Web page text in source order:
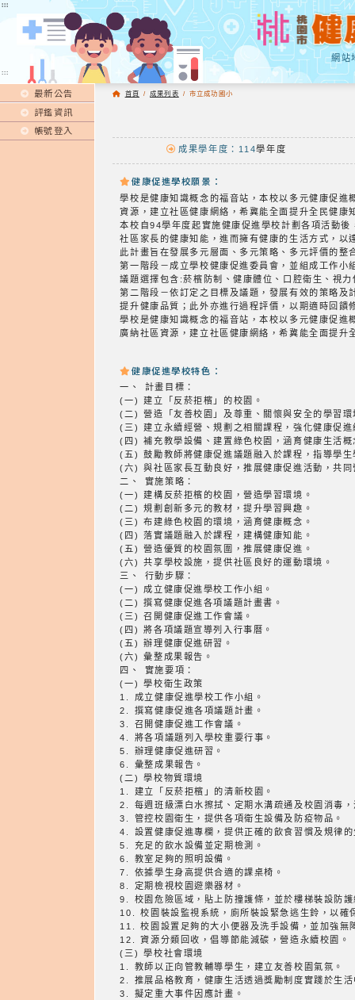
:::
網站
:::
最新公告
評鑑資訊
帳號登入
首頁 / 成果列表 / 市立成功國小
成果學年度：114學年度
健康促進學校願景：
學校是健康知識概念的福音站，本校以多元健康促
資源，建立社區健康網絡，希冀能全面提升全民健康
本校自94學年度起實施健康促進學校計劃各項活動
社區家長的健康知能，進而擁有健康的生活方式，以
此計畫旨在發展多元層面、多元策略、多元評價的
第一階段－成立學校健康促進委員會，並組成工作
議題選擇包含:菸檳防制、健康體位、口腔衛生、視
第二階段－依訂定之目標及議題，發展有效的策略
提升健康品質；此外亦進行過程評價，以期適時回
學校是健康知識概念的福音站，本校以多元健康促
廣納社區資源，建立社區健康網絡，希冀能全面提
健康促進學校特色：
一、 計畫目標：
(一) 建立「反菸拒檳」的校園。
(二) 營造「友善校園」及尊重、關懷與安全的學習環
(三) 建立永續經營、規劃之相關課程，強化健康促進
(四) 補充教學設備、建置綠色校園，涵育健康生活概
(五) 鼓勵教師將健康促進議題融入於課程，指導學
(六) 與社區家長互動良好，推展健康促進活動，共
二、 實施策略：
(一) 建構反菸拒檳的校園，營造學習環境。
(二) 規劃創新多元的教材，提升學習興趣。
(三) 布建綠色校園的環境，涵育健康概念。
(四) 落實議題融入於課程，建構健康知能。
(五) 營造優質的校園氛圍，推展健康促進。
(六) 共享學校設施，提供社區良好的運動環境。
三、 行動步驟：
(一) 成立健康促進學校工作小組。
(二) 撰寫健康促進各項議題計畫書。
(三) 召開健康促進工作會議。
(四) 將各項議題宣導列入行事曆。
(五) 辦理健康促進研習。
(六) 彙整成果報告。
四、 實施要項：
(一) 學校衛生政策
1. 成立健康促進學校工作小組。
2. 撰寫健康促進各項議題計畫。
3. 召開健康促進工作會議。
4. 將各項議題列入學校重要行事。
5. 辦理健康促進研習。
6. 彙整成果報告。
(二) 學校物質環境
1. 建立「反菸拒檳」的清新校園。
2. 每週班級漂白水擦拭、定期水溝疏通及校園消毒
3. 管控校園衛生，提供各項衛生設備及防疫物品。
4. 設置健康促進專欄，提供正確的飲食習慣及規律
5. 充足的飲水設備並定期檢測。
6. 教室足夠的照明設備。
7. 依據學生身高提供合適的課桌椅。
8. 定期檢視校園遊樂器材。
9. 校園危險區域，貼上防撞護條，並於樓梯裝設防
10. 校園裝設監視系統，廁所裝設緊急逃生鈴，以確
11. 校園設置足夠的大小便器及洗手設備，並加強無
12. 資源分類回收，倡導節能減碳，營造永續校園。
(三) 學校社會環境
1. 教師以正向管教輔導學生，建立友善校園氣氛。
2. 推展品格教育，健康生活透過獎勵制度實踐於生
3. 擬定重大事件因應計畫。
:::